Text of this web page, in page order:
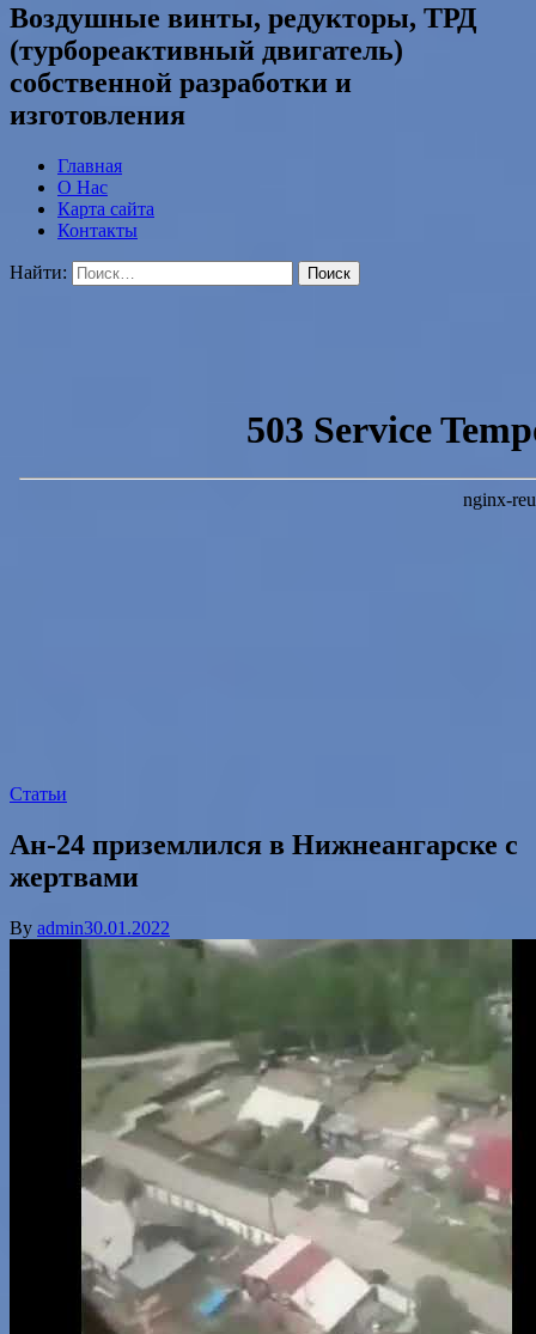
Воздушные винты, редукторы, ТРД
(турбореактивный двигатель)
собственной разработки и
изготовления
Главная
О Нас
Карта сайта
Контакты
Найти:
Статьи
Ан-24 приземлился в Нижнеангарске с
жертвами
By admin30.01.2022